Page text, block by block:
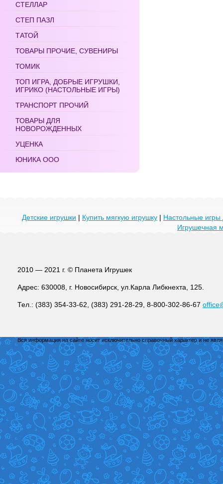
СТЕЛЛАР
СТЕП ПАЗЛ
ТАТОЙ
ТОВАРЫ ПРОЧИЕ, СУВЕНИРЫ
ТОМИК
ТОП ИГРА, ДОБРЫЕ ИГРУШКИ,
ИГРИКО (НАСТОЛЬНЫЕ ИГРЫ)
ТРАНСПОРТ ПРОЧИЙ
ТОВАРЫ ДЛЯ
НОВОРОЖДЕННЫХ
УЦЕНКА
ЮНИКА ООО
Детские игрушки | Купить мягкую игрушку | Настольные игры
Игрушечная
2010 — 2021 г. © Планета Игрушек
Адрес: 630008, г. Новосибирск, ул.Карла Либкнехта, 125.
Тел.: (383) 354-33-62, (383) 291-28-29, 8-800-302-86-67
Вся информация на сайте носит исключительно справочный характер и не